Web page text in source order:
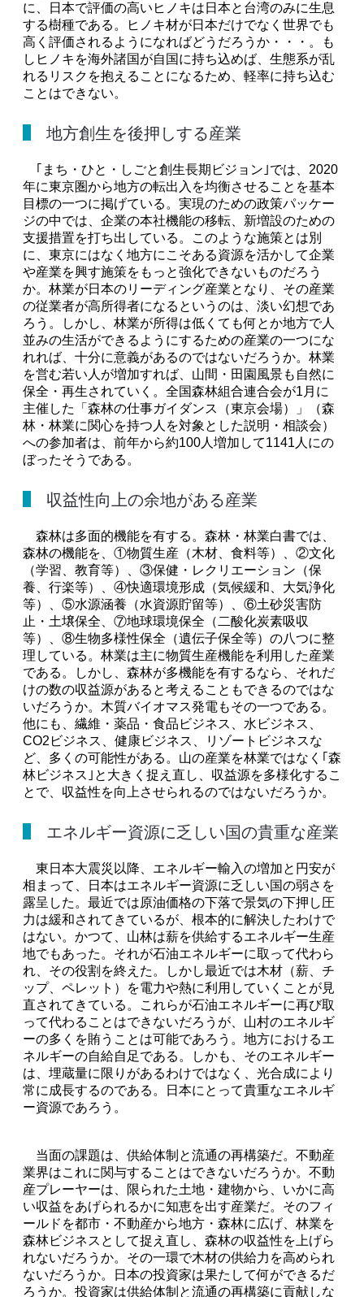
に、日本で評価の高いヒノキは日本と台湾のみに生息
する樹種である。ヒノキ材が日本だけでなく世界でも
高く評価されるようになればどうだろうか・・・。も
しヒノキを海外諸国が自国に持ち込めば、生態系が乱
れるリスクを抱えることになるため、軽率に持ち込む
ことはできない。
地方創生を後押しする産業
｢まち・ひと・しごと創生長期ビジョン｣では、2020
年に東京圏から地方の転出入を均衡させることを基本
目標の一つに掲げている。実現のための政策パッケー
ジの中では、企業の本社機能の移転、新増設のための
支援措置を打ち出している。このような施策とは別
に、東京にはなく地方にこそある資源を活かして企業
や産業を興す施策をもっと強化できないものだろう
か。林業が日本のリーディング産業となり、その産業
の従業者が高所得者になるというのは、淡い幻想であ
ろう。しかし、林業が所得は低くても何とか地方で人
並みの生活ができるようにするための産業の一つにな
れれば、十分に意義があるのではないだろうか。林業
を営む若い人が増加すれば、山間・田園風景も自然に
保全・再生されていく。全国森林組合連合会が1月に
主催した「森林の仕事ガイダンス（東京会場）」（森
林・林業に関心を持つ人を対象とした説明・相談会）
への参加者は、前年から約100人増加して1141人にの
ぼったそうである。
収益性向上の余地がある産業
森林は多面的機能を有する。森林・林業白書では、
森林の機能を、①物質生産（木材、食料等）、②文化
（学習、教育等）、③保健・レクリエーション（保
養、行楽等）、④快適環境形成（気候緩和、大気浄化
等）、⑤水源涵養（水資源貯留等）、⑥土砂災害防
止・土壌保全、⑦地球環境保全（二酸化炭素吸収
等）、⑧生物多様性保全（遺伝子保全等）の八つに整
理している。林業は主に物質生産機能を利用した産業
である。しかし、森林が多機能を有するなら、それだ
けの数の収益源があると考えることもできるのではな
いだろうか。木質バイオマス発電もその一つである。
他にも、繊維・薬品・食品ビジネス、水ビジネス、
CO2ビジネス、健康ビジネス、リゾートビジネスな
ど、多くの可能性がある。山の産業を林業ではなく｢森
林ビジネス｣と大きく捉え直し、収益源を多様化するこ
とで、収益性を向上させられるのではないだろうか。
エネルギー資源に乏しい国の貴重な産業
東日本大震災以降、エネルギー輸入の増加と円安が
相まって、日本はエネルギー資源に乏しい国の弱さを
露呈した。最近では原油価格の下落で景気の下押し圧
力は緩和されてきているが、根本的に解決したわけで
はない。かつて、山林は薪を供給するエネルギー生産
地でもあった。それが石油エネルギーに取って代わら
れ、その役割を終えた。しかし最近では木材（薪、チ
ップ、ペレット）を電力や熱に利用していくことが見
直されてきている。これらが石油エネルギーに再び取
って代わることはできないだろうが、山村のエネルギ
ーの多くを賄うことは可能であろう。地方におけるエ
ネルギーの自給自足である。しかも、そのエネルギー
は、埋蔵量に限りがあるわけではなく、光合成により
常に成長するのである。日本にとって貴重なエネルギ
ー資源であろう。
当面の課題は、供給体制と流通の再構築だ。不動産
業界はこれに関与することはできないだろうか。不動
産プレーヤーは、限られた土地・建物から、いかに高
い収益をあげられるかに知恵を出す産業だ。そのフィ
ールドを都市・不動産から地方・森林に広げ、林業を
森林ビジネスとして捉え直し、森林の収益性を上げら
れないだろうか。その一環で木材の供給力を高められ
ないだろうか。日本の投資家は果たして何ができるだ
ろうか。投資家は供給体制と流通の再構築に貢献しな